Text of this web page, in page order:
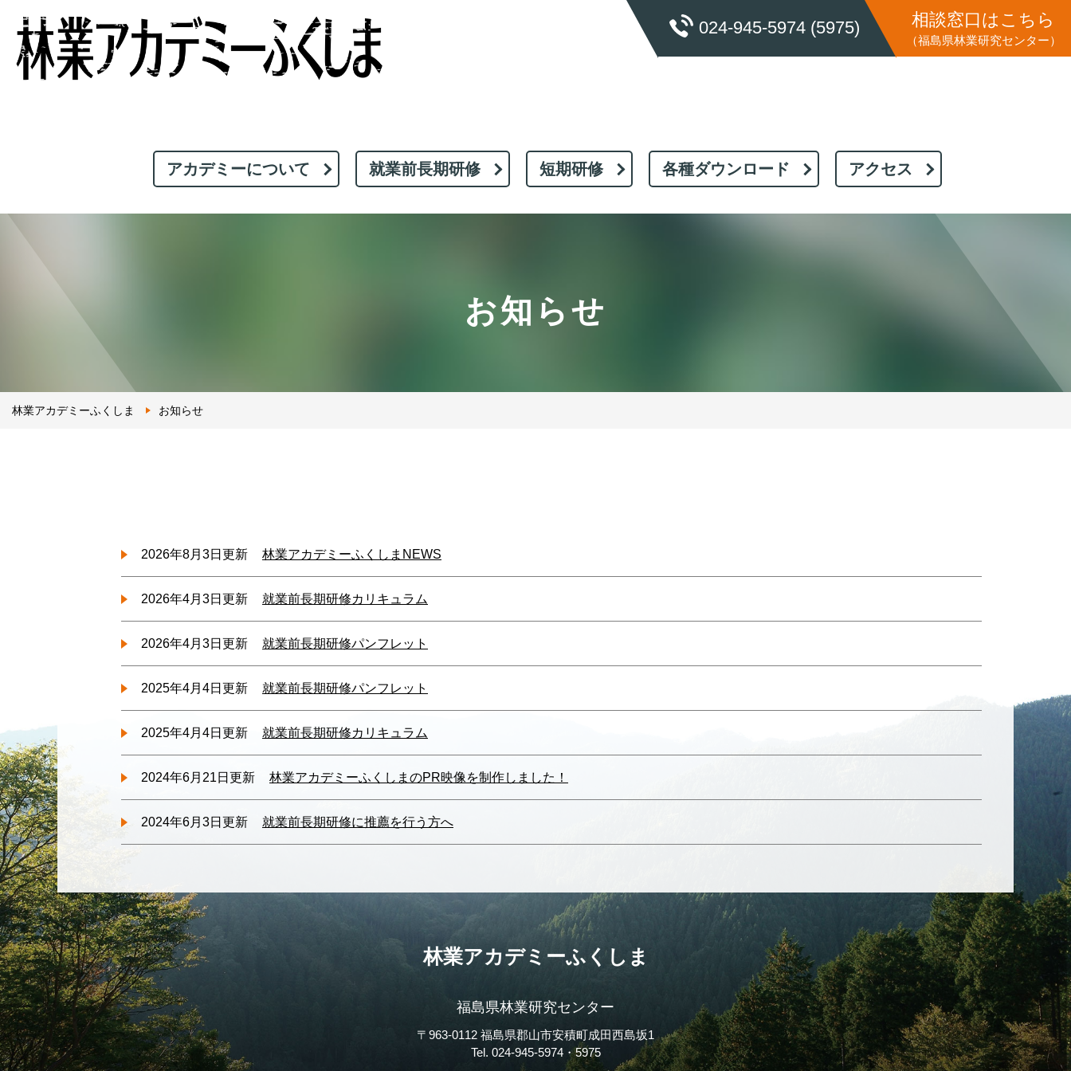
024-945-5974 (5975) 相談窓口はこちら
（福島県林業研究センター）
アカデミーについて 就業前長期研修 短期研修 各種ダウンロード アクセス
お知らせ
林業アカデミーふくしま お知らせ
2026年8月3日更新 林業アカデミーふくしまNEWS
2026年4月3日更新 就業前長期研修カリキュラム
2026年4月3日更新 就業前長期研修パンフレット
2025年4月4日更新 就業前長期研修パンフレット
2025年4月4日更新 就業前長期研修カリキュラム
2024年6月21日更新 林業アカデミーふくしまのPR映像を制作しました！
2024年6月3日更新 就業前長期研修に推薦を行う方へ
林業アカデミーふくしま
福島県林業研究センター
〒963-0112 福島県郡山市安積町成田西島坂1
Tel. 024-945-5974・5975